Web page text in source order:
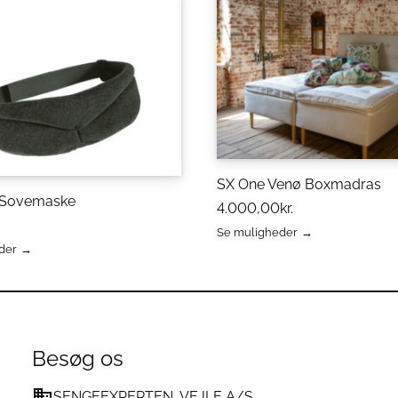
SX One Venø Boxmadras
4.000,00kr.
Se muligheder
flere
Besøg os